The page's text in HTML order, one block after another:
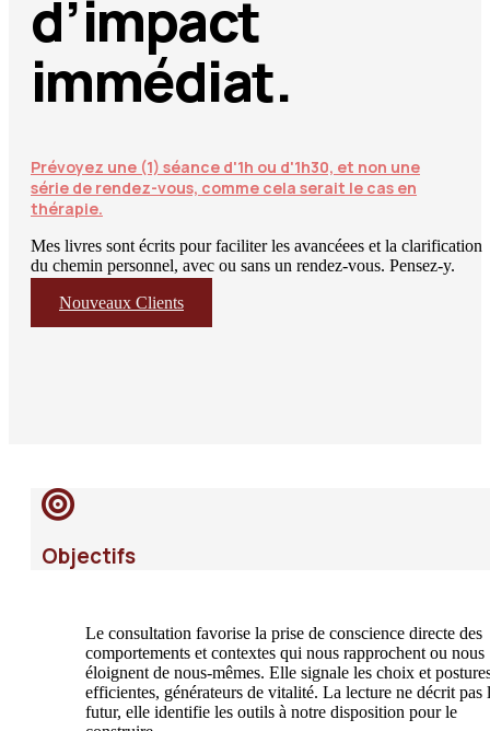
d’impact
immédiat.
Prévoyez une (1) séance d'1h ou d'1h30, et non une
série de rendez-vous, comme cela serait le cas en
thérapie.
Mes livres sont écrits pour faciliter les avancéees et la clarification
du chemin personnel, avec ou sans un rendez-vous. Pensez-y.
Nouveaux Clients
Objectifs
Le consultation favorise la prise de conscience directe des
comportements et contextes qui nous rapprochent ou nous
éloignent de nous-mêmes. Elle signale les choix et
efficientes, générateurs de vitalité. La lecture ne décrit pas
futur, elle identifie les outils à notre disposition pour le